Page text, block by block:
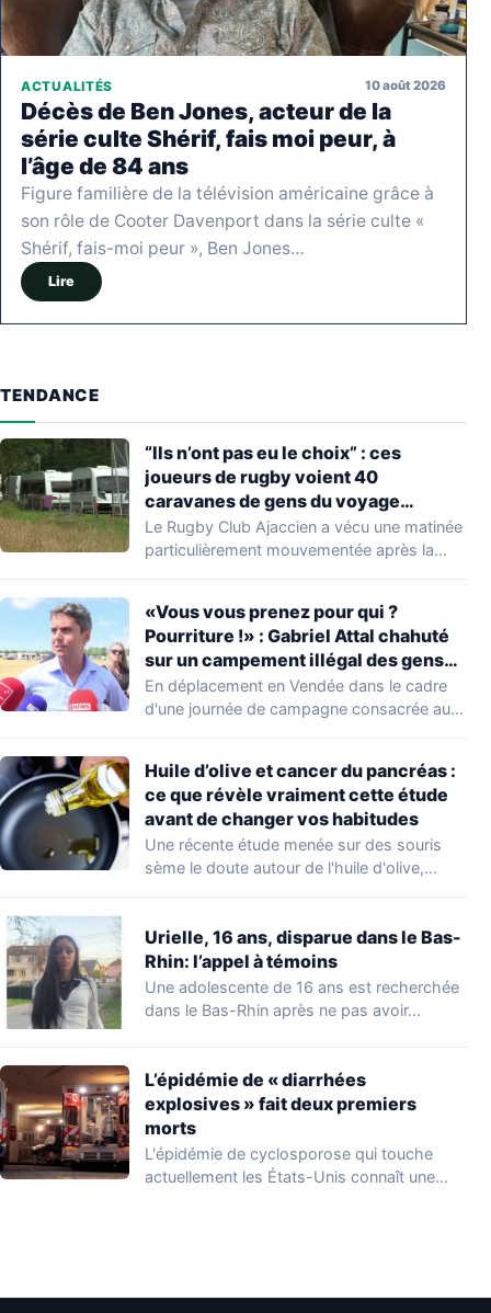
ACTUALITÉS 10 août 2026
Décès de Ben Jones, acteur de la
série culte Shérif, fais moi peur, à
l’âge de 84 ans
Figure familière de la télévision américaine grâce à
son rôle de Cooter Davenport dans la série culte «
Shérif, fais-moi peur », Ben Jones…
Lire
TENDANCE
“Ils n’ont pas eu le choix” : ces
joueurs de rugby voient 40
caravanes de gens du voyage
s’installer dans leur stade, ils les
délogent en moins d’1 heure
Le Rugby Club Ajaccien a vécu une matinée
particulièrement mouvementée après la
«Vous vous prenez pour qui ?
Pourriture !» : Gabriel Attal chahuté
sur un campement illégal des gens
du voyage
En déplacement en Vendée dans le cadre
d'une journée de campagne consacrée aux
Huile d’olive et cancer du pancréas :
ce que révèle vraiment cette étude
avant de changer vos habitudes
Une récente étude menée sur des souris
sème le doute autour de l'huile d'olive,…
Urielle, 16 ans, disparue dans le Bas-
Rhin: l’appel à témoins
Une adolescente de 16 ans est recherchée
dans le Bas-Rhin après ne pas avoir…
L’épidémie de « diarrhées
explosives » fait deux premiers
morts
L'épidémie de cyclosporose qui touche
actuellement les États-Unis connaît une